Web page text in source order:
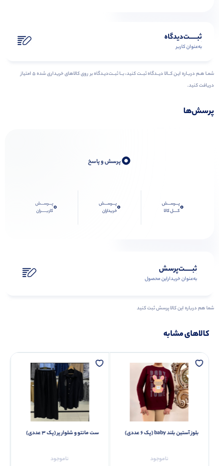
ثبـــــت‌دیدگاه
به‌عنوان کاربر
شمـا هـم دربـاره ایـن کــالا دیــدگاه ثبــت کنید، بــا ثبــت‌دیـدگاه بر روی کالاهای خریداری شده ۵ امتیاز
دریافت کنید.
پرسش‌ها
0پرسش و پاسخ
0پـــرســـش
کــــل کالا
0پـــرســـش
خریداران
0پـــرســـش
کاربـــــران
ثبـــــت‌پرسش
به‌عنوان ‌خریدار‌این‌ محصول
شما هم درباره این کالا پرسش ثبت کنید
کالاهای مشابه
بلوز آستین بلند baby (پک 6 عددی)
ناموجود
ست مانتو و شلوار پر (پک 3 عددی)
ناموجود